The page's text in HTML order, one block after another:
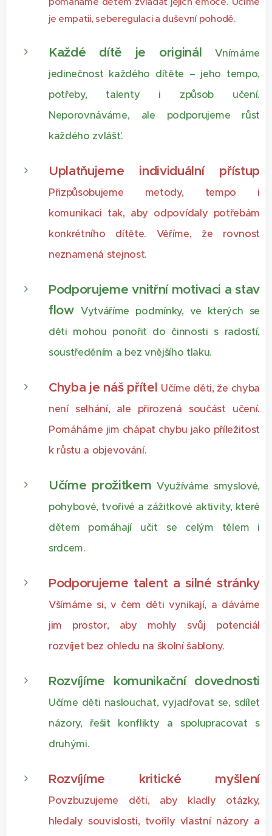
je empatii, seberegulaci a duševní pohodě.
Každé dítě je originál
Vnímáme
jedinečnost každého dítěte – jeho tempo,
potřeby, talenty i způsob učení.
Neporovnáváme, ale podporujeme růst
každého zvlášť.
Uplatňujeme individuální přístup
Přizpůsobujeme metody, tempo i
komunikaci tak, aby odpovídaly potřebám
konkrétního dítěte. Věříme, že rovnost
neznamená stejnost.
Podporujeme vnitřní motivaci a stav
flow Vytváříme podmínky, ve kterých se
děti mohou ponořit do činnosti s radostí,
soustředěním a bez vnějšího tlaku.
Chyba je náš přítel Učíme děti, že chyba
není selhání, ale přirozená součást učení.
Pomáháme jim chápat chybu jako příležitost
k růstu a objevování.
Učíme prožitkem Využíváme smyslové,
pohybové, tvořivé a zážitkové aktivity, které
dětem pomáhají učit se celým tělem i
srdcem.
Podporujeme talent a silné stránky
Všímáme si, v čem děti vynikají, a dáváme
jim prostor, aby mohly svůj potenciál
rozvíjet bez ohledu na školní šablony.
Rozvíjíme komunikační dovednosti
Učíme děti naslouchat, vyjadřovat se, sdílet
názory, řešit konflikty a spolupracovat s
druhými.
Rozvíjíme kritické myšlení
Povzbuzujeme děti, aby kladly otázky,
hledaly souvislosti, tvořily vlastní názory a